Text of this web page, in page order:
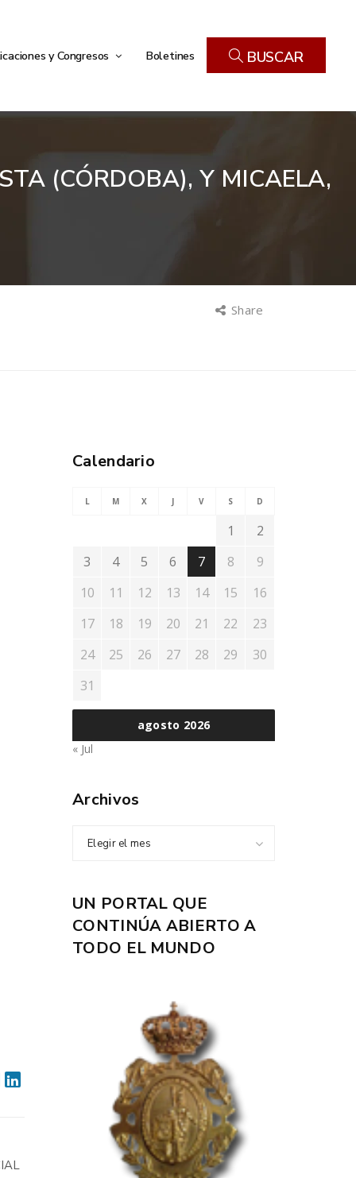
y Congresos Boletines BUSCAR
(CÓRDOBA), Y MICAELA,
Share
Calendario
agosto 2026
L M X J V S D
1
2
3
4 5 6 7 8
9
10
11 12 13 14 15
16
17
18 19 20 21 22
23
24
25 26 27 28 29
30
31
« Jul
Archivos
Elegir el mes
UN PORTAL QUE
CONTINÚA ABIERTO A
TODO EL MUNDO